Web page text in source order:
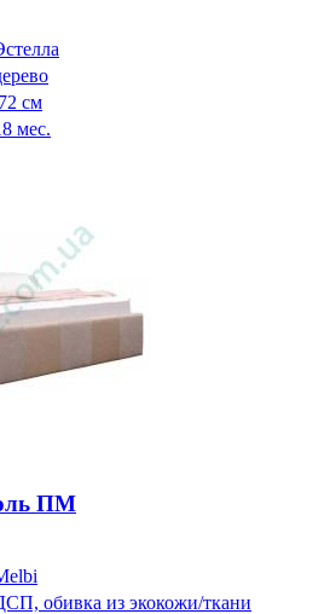
72 см
мес.
ПМ
обивка из экокожи/ткани